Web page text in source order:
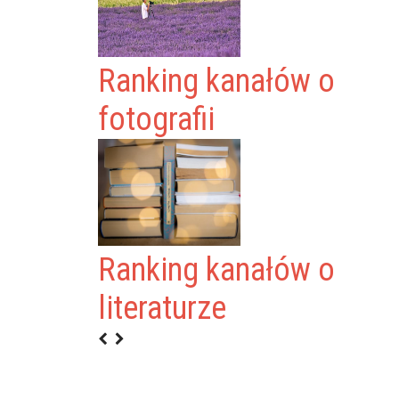
Ranking kanałów o
fotografii
Ranking kanałów o
literaturze